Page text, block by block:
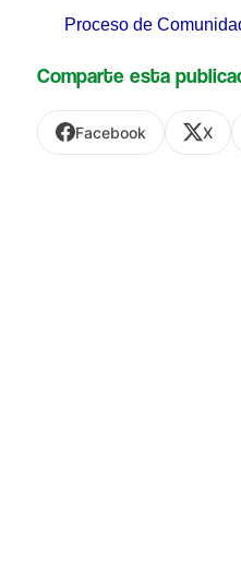
Proceso de
Comparte esta
Facebook X